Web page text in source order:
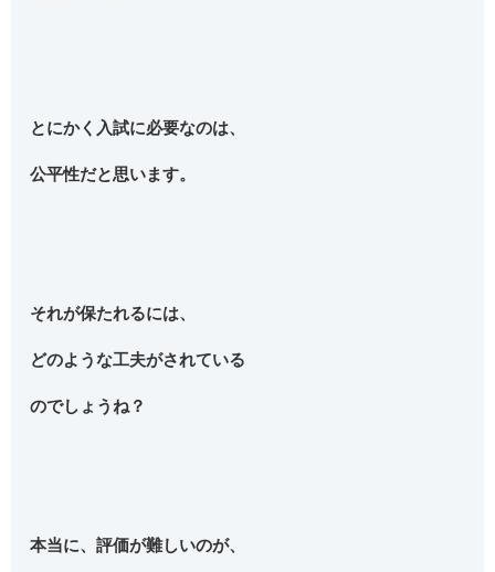
とにかく入試に必要なのは、
公平性だと思います。
それが保たれるには、
どのような工夫がされている
のでしょうね？
本当に、評価が難しいのが、